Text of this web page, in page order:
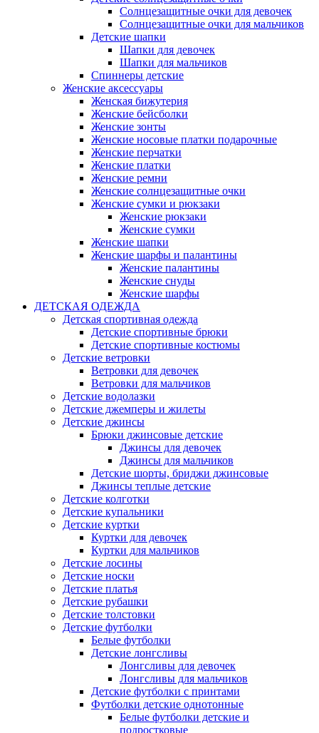
Солнцезащитные очки для девочек
Солнцезащитные очки для мальчиков
Детские шапки
Шапки для девочек
Шапки для мальчиков
Спиннеры детские
Женские аксессуары
Женская бижутерия
Женские бейсболки
Женские зонты
Женские носовые платки подарочные
Женские перчатки
Женские платки
Женские ремни
Женские солнцезащитные очки
Женские сумки и рюкзаки
Женские рюкзаки
Женские сумки
Женские шапки
Женские шарфы и палантины
Женские палантины
Женские снуды
Женские шарфы
ДЕТСКАЯ ОДЕЖДА
Детская спортивная одежда
Детские спортивные брюки
Детские спортивные костюмы
Детские ветровки
Ветровки для девочек
Ветровки для мальчиков
Детские водолазки
Детские джемперы и жилеты
Детские джинсы
Брюки джинсовые детские
Джинсы для девочек
Джинсы для мальчиков
Детские шорты, бриджи джинсовые
Джинсы теплые детские
Детские колготки
Детские купальники
Детские куртки
Куртки для девочек
Куртки для мальчиков
Детские лосины
Детские носки
Детские платья
Детские рубашки
Детские толстовки
Детские футболки
Белые футболки
Детские лонгсливы
Лонгсливы для девочек
Лонгсливы для мальчиков
Детские футболки с принтами
Футболки детские однотонные
Белые футболки детские и
подростковые